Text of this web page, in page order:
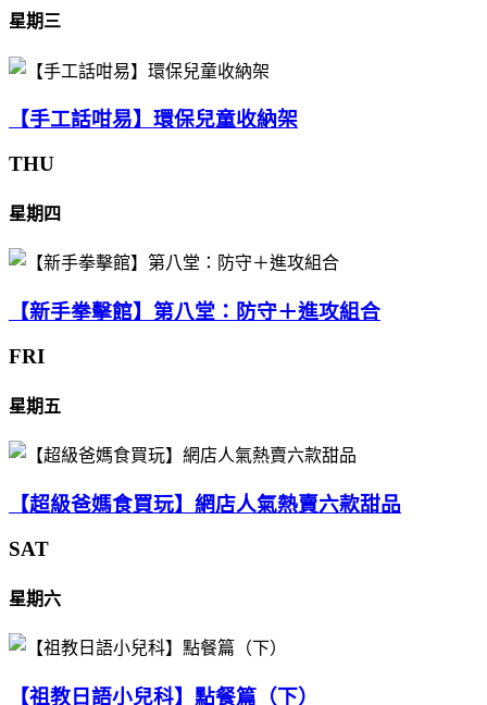
星期三
【手工話咁易】環保兒童收納架
THU
星期四
【新手拳擊館】第八堂：防守＋進攻組合
FRI
星期五
【超級爸媽食買玩】網店人氣熱賣六款甜品
SAT
星期六
【祖教日語小兒科】點餐篇（下）